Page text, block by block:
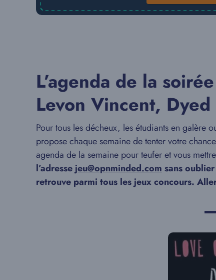
L’agenda de la
Levon Vincent,
Pour tous les décheux, les étudiants en galère
propose chaque semaine de tenter votre
agenda de la semaine pour teufer et vous
l’adresse jeu@opnminded.com sans
retrouve parmi tous les jeux concours.